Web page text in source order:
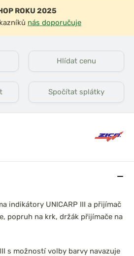
indikátory UNICARP III a přijímač
popruh na krk, držák přijímače na
s možností volby barvy navazuje
ROKU 2025
nás doporučuje
Hlídat cenu
Spočítat splátky